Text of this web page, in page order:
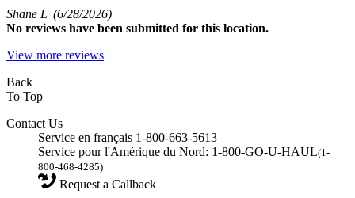
Shane L (6/28/2026)
No reviews have been submitted for this location.
View more reviews
Back
To Top
Contact Us
Service en français 1-800-663-5613
Service pour l'Amérique du Nord: 1-800-GO-U-HAUL(1-
800-468-4285)
Request a Callback